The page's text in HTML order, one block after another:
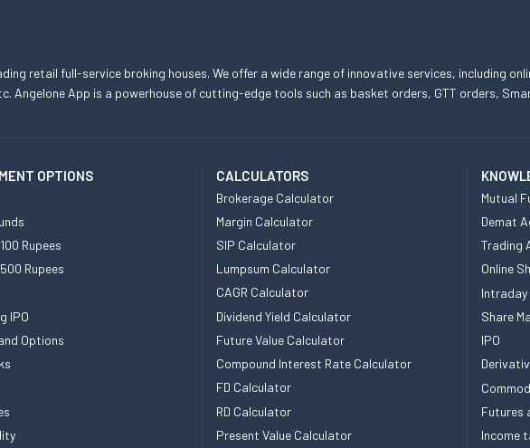
retail full-service broking houses. We offer a wide range of innovative services, including
App is a powerhouse of cutting-edge tools such as basket orders, GTT orders,
OPTIONS
Rupees
Rupees
IPO
Options
CALCULATORS
Brokerage Calculator
Margin Calculator
SIP Calculator
Lumpsum Calculator
CAGR Calculator
Dividend Yield Calculator
Future Value Calculator
Compound Interest Rate Calculator
FD Calculator
RD Calculator
Present Value Calculator
Mutual
Demat
Trading
Online
Intraday
Share
IPO
Futures
Income